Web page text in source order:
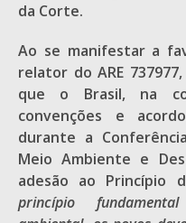
da Corte.
Ao se manifestar a
relator do ARE
que o Brasil, na
convenções e
durante a
Meio Ambiente e
adesão ao Princípio
princípio